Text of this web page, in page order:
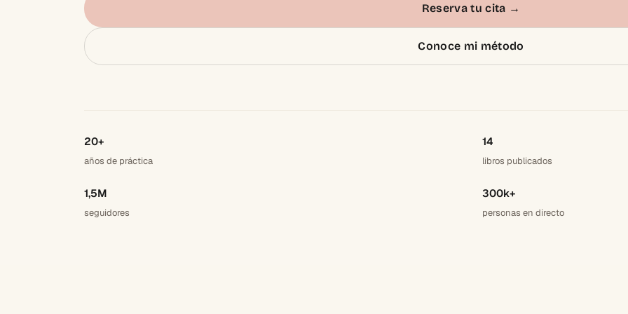
Reserva tu cita →
Conoce mi método
20+
años de práctica
14
libros publicados
1,5M
seguidores
300k+
personas en directo